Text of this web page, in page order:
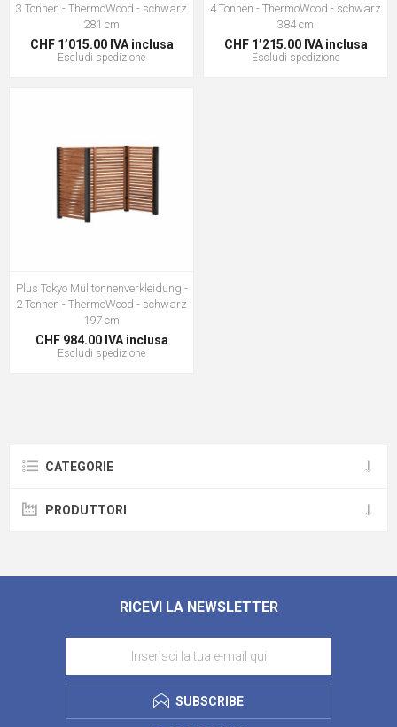
3 Tonnen - ThermoWood - schwarz
281 cm
CHF 1’015.00 IVA inclusa
Escludi spedizione
4 Tonnen - ThermoWood - schwarz
384 cm
CHF 1’215.00 IVA inclusa
Escludi spedizione
Plus Tokyo Mülltonnenverkleidung -
2 Tonnen - ThermoWood - schwarz
197 cm
CHF 984.00 IVA inclusa
Escludi spedizione
CATEGORIE
PRODUTTORI
RICEVI LA NEWSLETTER
SUBSCRIBE